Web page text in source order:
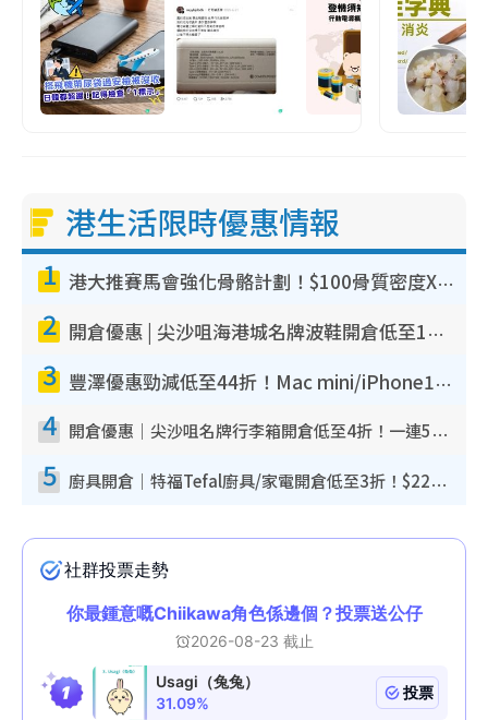
港生活限時優惠情報
1 港大推賽馬會強化骨骼計劃！$100骨質密度X光檢查 完成免費運動訓練送超市禮券！附參加資格
2 開倉優惠 | 尖沙咀海港城名牌波鞋開倉低至1折！On鞋$899起／Joy&Peace鞋履$98起
3 豐澤優惠勁減低至44折！Mac mini/iPhone17Pro大減價！廚房家電$220起
4 開倉優惠｜尖沙咀名牌行李箱開倉低至4折！一連5日 American Tourister/ace./Hallmark $200起！
5 廚具開倉｜特福Tefal廚具/家電開倉低至3折！$220起買平底鍋/炒鑊/湯煲！電飯煲/吸塵機/燙斗$418起